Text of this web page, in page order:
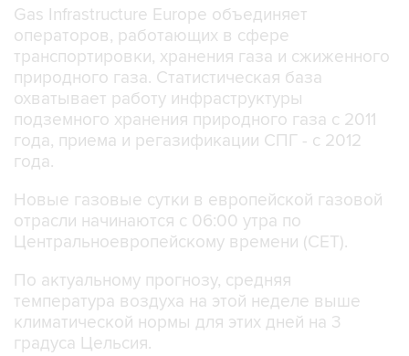
Gas Infrastructure Europe объединяет
операторов, работающих в сфере
транспортировки, хранения газа и сжиженного
природного газа. Статистическая база
охватывает работу инфраструктуры
подземного хранения природного газа с 2011
года, приема и регазификации СПГ - с 2012
года.
Новые газовые сутки в европейской газовой
отрасли начинаются c 06:00 утра по
Центральноевропейскому времени (CET).
По актуальному прогнозу, средняя
температура воздуха на этой неделе выше
климатической нормы для этих дней на 3
градуса Цельсия.